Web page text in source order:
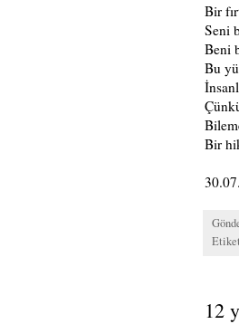
Bir
Seni
Beni
Bu
Bir
12